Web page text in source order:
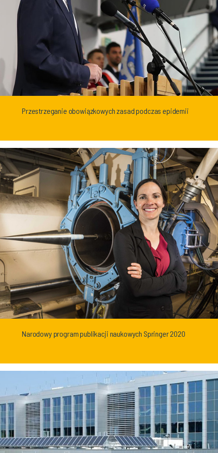
Przestrzeganie obowiązkowych zasad podczas epidemii
Narodowy program publikacji naukowych Springer 2020